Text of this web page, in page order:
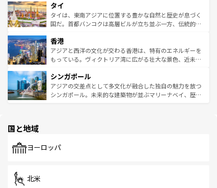
リティに包まれながら、韓国の多彩な魅力を心ゆくまで味
わってみてほしい。 なお、新着の韓国情報はコンテンツ一
覧を参照してほしい。
急速な発展と共に伝統が息づく。ハノイの古い町並みやホ
ーチミン市のフランス統治時代の建物も、独特の雰囲気を
醸し出している。また、バラエティの豊かさとおいしさで
とつ。フォーやバインミー、ベトナムコーヒーなどは、ぜ
ひ現地で味わいたい。どの地域を訪れてもあたたかい人々
が旅行者を迎えてくれるので、きっと忘れられない旅にな
参照してほしい。
タイ
タイは、東南アジアに位置する豊かな自然と歴史が息づく
国だ。首都バンコクは高層ビルが立ち並ぶ一方、伝統的な
の活気が交差している。北部ではチェンマイなどの山岳地
帯で自然と触れ合い、南部ではプーケットやクラビの美し
いビーチでリゾート気分を楽しむことができる。タイ料理
激する。気候は一年中温暖で、どの季節にも異なる楽しみ
が待っている。親しみやすいタイの人々、仏教を中心とし
た文化、そして多様な観光資源が、訪れる旅人を魅了し続
香港
アジアと西洋の文化が交わる香港は、特有のエネルギーを
もっている。ヴィクトリア湾に広がる壮大な景色、近未来
み、どこを訪れても感動するはず。観光スポットが密集し
ており、効率よく見どころを回れるのも魅力。息をのむよ
うな絶景から文化的な体験まで、香港を存分に楽しみ尽く
シンガポール
アジアの交差点として多文化が融合した独自の魅力を放つ
シンガポール。未来的な建築物が並ぶマリーナベイ、歴史
で、ホーカーズは地元の風情を楽しめる外せないスポット
国と地域
ヨーロッパ
北米